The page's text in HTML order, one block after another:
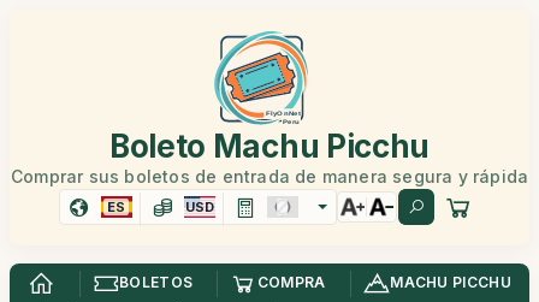
Boleto Machu Picchu
Comprar sus boletos de entrada de manera segura y rápida
ES USD
BOLETOS COMPRA
MACHU PICCHU